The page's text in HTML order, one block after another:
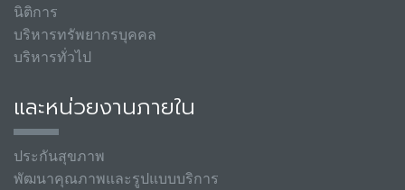
นิติการ
บริหารทรัพยากรบุคคล
บริหารทั่วไป
และหน่วยงานภายใน
ประกันสุขภาพ
พัฒนาคุณภาพและรูปแบบบริการ